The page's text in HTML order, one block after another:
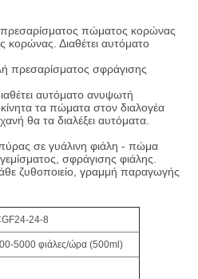
πρεσαρίσματος πώματος κορώνας
Διαθέτει αυτόματο
πρεσαρίσματος σφράγισης
αυτόματο ανυψωτή
τα πώματα στον διαλογέα
θα τα διαλέξει αυτόματα.
σε γυάλινη φιάλη - πώμα
σφράγισης φιάλης.
ζυθοποιείο, γραμμή παραγωγής
24-8
5000 φιάλες/ώρα (500ml)